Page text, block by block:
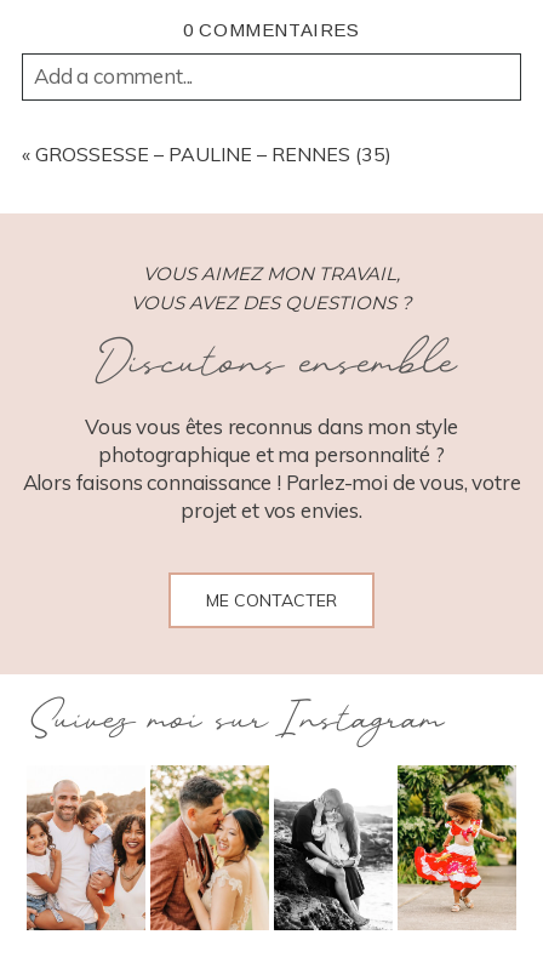
0 COMMENTAIRES
Add a comment...
REQUIRED FIELDS ARE MARKED *
« GROSSESSE – PAULINE – RENNES (35)
VOUS AIMEZ MON TRAVAIL,
VOUS AVEZ DES QUESTIONS ?
Discutons ensemble
Vous vous êtes reconnus dans mon style
photographique et ma personnalité ?
Alors faisons connaissance ! Parlez-moi de vous, votre
projet et vos envies.
ME CONTACTER
Suivez moi sur Instagram